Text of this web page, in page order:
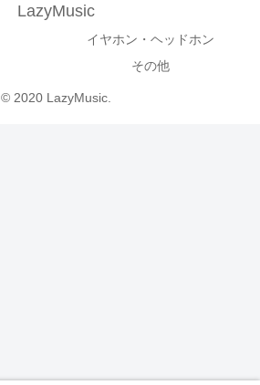
LazyMusic
イヤホン・ヘッドホン
その他
© 2020 LazyMusic.